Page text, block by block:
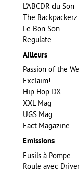
L'ABCDR du Son
The Backpackerz
Le Bon Son
Regulate
Ailleurs
Passion of the
Exclaim!
Hip Hop DX
XXL Mag
UGS Mag
Fact Magazine
Emissions
Fusils à Pompe
Roule avec Driver